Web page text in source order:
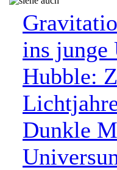
ins junge
Hubble:
Dunkle